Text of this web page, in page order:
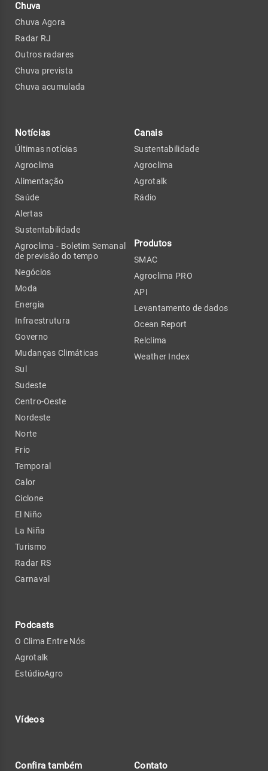
Chuva
Chuva Agora
Radar RJ
Outros radares
Chuva prevista
Chuva acumulada
Notícias
Últimas notícias
Agroclima
Alimentação
Saúde
Alertas
Sustentabilidade
Agroclima - Boletim Semanal
de previsão do tempo
Negócios
Moda
Energia
Infraestrutura
Governo
Mudanças Climáticas
Sul
Sudeste
Centro-Oeste
Nordeste
Norte
Frio
Temporal
Calor
Ciclone
El Niño
La Niña
Turismo
Radar RS
Carnaval
Podcasts
O Clima Entre Nós
Agrotalk
EstúdioAgro
Vídeos
Canais
Sustentabilidade
Agroclima
Agrotalk
Rádio
Produtos
SMAC
Agroclima PRO
API
Levantamento de dados
Ocean Report
Relclima
Weather Index
Confira também Contato